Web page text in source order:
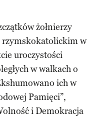
żołnierzy
rzymskokatolickim w
uroczystości
w walkach o
ich w
Pamięci”,
i Demokracja